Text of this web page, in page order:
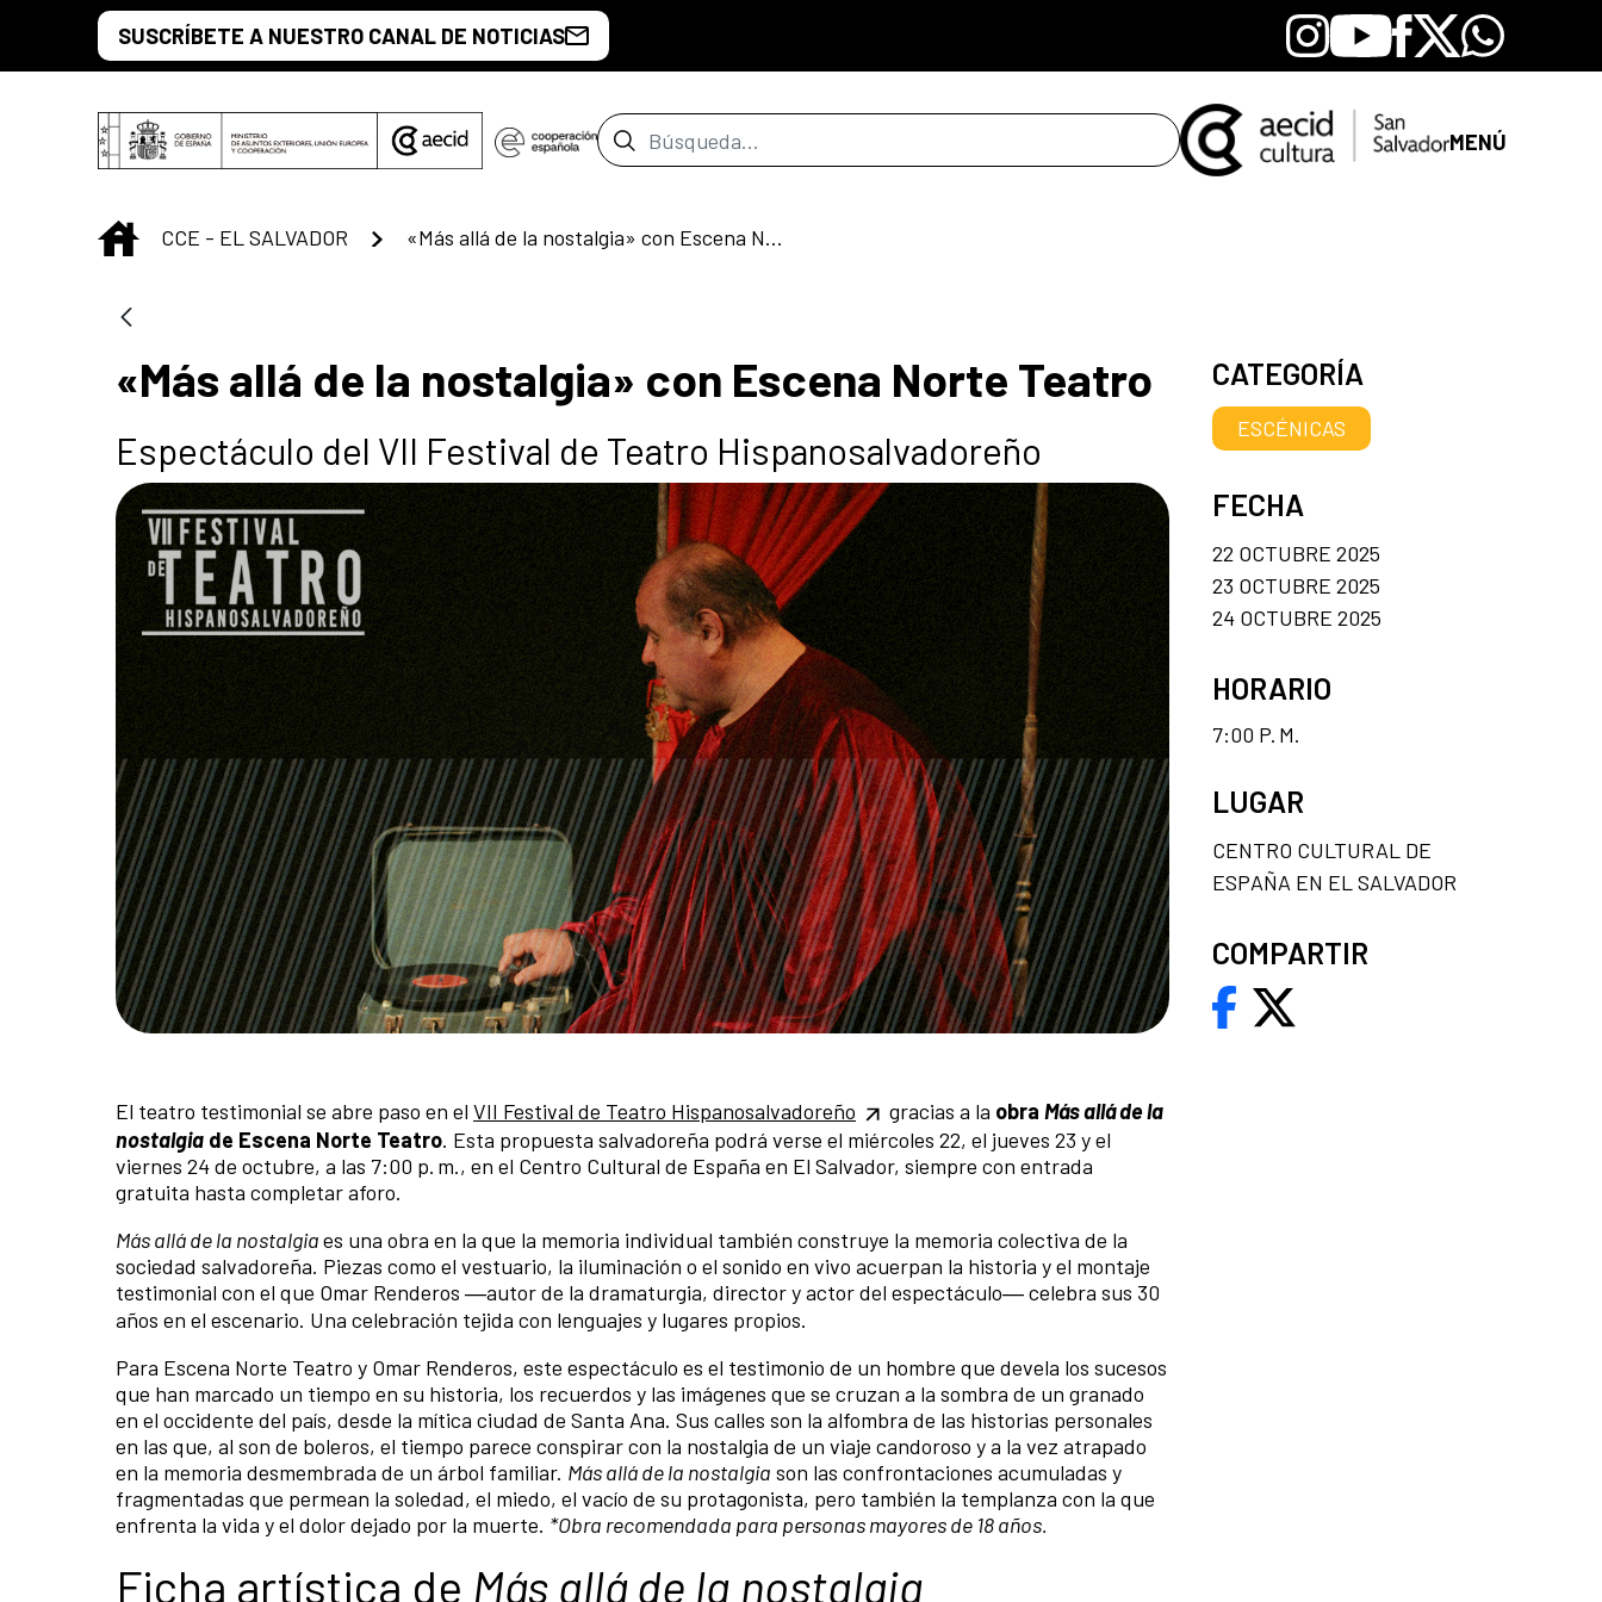
Saltar al contenido principal
SUSCRÍBETE A NUESTRO CANAL DE NOTICIAS Instagram
YoutubeFacebook
X Whatsapp
Barra de búsqueda MENÚ
INICIO
CCE - EL SALVADOR «Más allá de la nostalgia» con Escena Norte Teatro
«Más allá de la nostalgia» con Escena Norte Teatro
Espectáculo del VII Festival de Teatro Hispanosalvadoreño
El teatro testimonial se abre paso en el VII Festival de Teatro Hispanosalvadoreño gracias a la obra Más allá de la
nostalgia de Escena Norte Teatro. Esta propuesta salvadoreña podrá verse el miércoles 22, el jueves 23 y el
viernes 24 de octubre, a las 7:00 p. m., en el Centro Cultural de España en El Salvador, siempre con entrada
gratuita hasta completar aforo.
Más allá de la nostalgiaes una obra en la que la memoria individual también construye la memoria colectiva de la
sociedad salvadoreña. Piezas como el vestuario, la iluminación o el sonido en vivo acuerpan la historia y el montaje
testimonial con el que Omar Renderos ―autor de la dramaturgia, director y actor del espectáculo― celebra sus 30
años en el escenario. Una celebración tejida con lenguajes y lugares propios.
Para Escena Norte Teatro y Omar Renderos, este espectáculo es el testimonio de un hombre que devela los sucesos
que han marcado un tiempo en su historia, los recuerdos y las imágenes que se cruzan a la sombra de un granado
en el occidente del país, desde la mítica ciudad de Santa Ana. Sus calles son la alfombra de las historias personales
en las que, al son de boleros, el tiempo parece conspirar con la nostalgia de un viaje candoroso y a la vez atrapado
en la memoria desmembrada de un árbol familiar. Más allá de la nostalgia son las confrontaciones acumuladas y
fragmentadas que permean la soledad, el miedo, el vacío de su protagonista, pero también la templanza con la que
enfrenta la vida y el dolor dejado por la muerte. *Obra recomendada para personas mayores de 18 años.
Ficha artística de Más allá de la nostalgia
CATEGORÍA
ESCÉNICAS
FECHA
22 OCTUBRE 2025
23 OCTUBRE 2025
24 OCTUBRE 2025
HORARIO
7:00 P. M.
LUGAR
CENTRO CULTURAL DE
ESPAÑA EN EL SALVADOR
COMPARTIR